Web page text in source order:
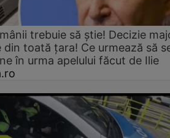
trebuie să știe! Decizie
toată țara! Ce urmează să
în urma apelului făcut de Ilie